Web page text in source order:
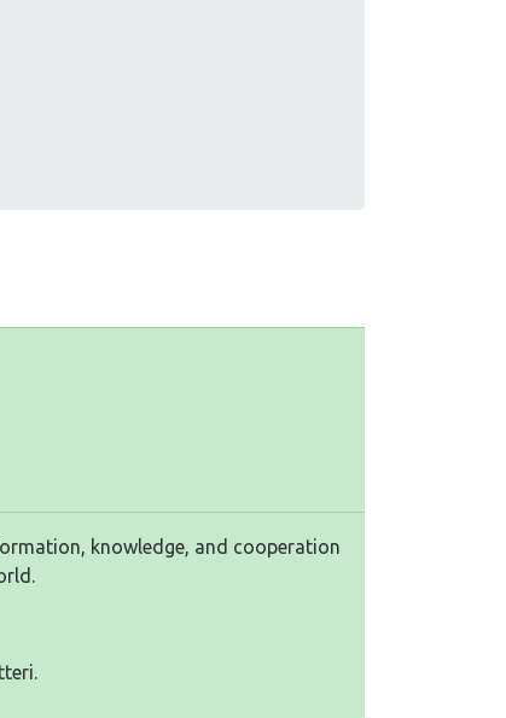
knowledge, and cooperation